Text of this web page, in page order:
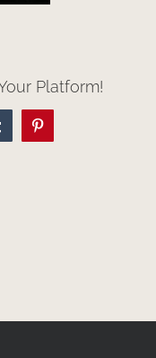
Platform!
Pinterest